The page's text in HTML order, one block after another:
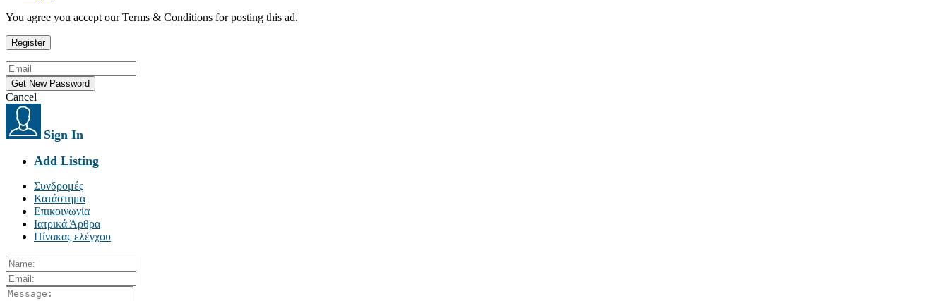
You agree you accept our Terms & Conditions for posting this ad.
Cancel
Sign In
Add Listing
Συνδρομές
Κατάστημα
Επικοινωνία
Ιατρικά Άρθρα
Πίνακας ελέγχου